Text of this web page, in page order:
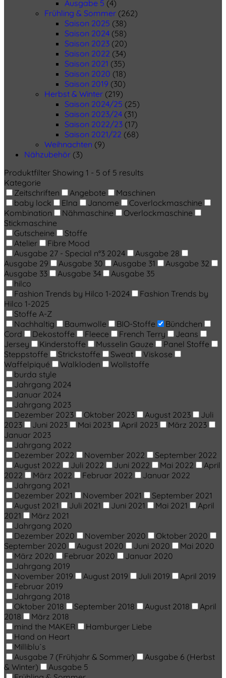
Ausgabe 5 (4)
Frühling & Sommer (262)
Saison 2025 (38)
Saison 2024 (58)
Saison 2023 (20)
Saison 2022 (34)
Saison 2021 (35)
Saison 2020 (18)
Saison 2019 (30)
Herbst & Winter (219)
Saison 2024/25 (25)
Saison 2023/24 (31)
Saison 2022/23 (17)
Saison 2021/22 (68)
Weihnachten (9)
Nähzubehör (3)
Produktfilter Showing 1 - 5 of 5 results
Kategorie
Zeitschriften
Angebote
Maschinen
baby lock
Elna Janome
Coverlockmaschine
Kombination
Nähmaschine
Overlockmaschine
Stickmaschine
Gutscheine
Stoffe
Atelier
Fibre Mood
Ausgabe 27 - Special n°3 2024
Ausgabe 28
Ausgabe 29
Ausgabe 30 Ausgabe 31
Ausgabe 32
Ausgabe 33
Ausgabe 34
Ausgabe 35
hilco
Fashion Trends by Hilco 1-2024
Fashion Trends by
Hilco 1-2025
Stoffe A-Z
Nachhaltig
Baumwolle BIO-Stoffe
Bündchen
Cord
Dekostoffe Fleece French Terry
Jeans
Jersey
Kinderstoffe Musselin Gauze
Panel Stoffe
Steppstoffe
Strickstoffe Sweat
Viskose
Waffelpiqué
Walkloden
Wollstoffe
burda style
Jahrgang 2024
Januar 2024
Jahrgang 2023
Dezember 2023
Oktober 2023 August 2023
Juli
2023
Juni 2023 Mai 2023 April 2023
März 2023
Januar 2023
Jahrgang 2022
Dezember 2022
November 2022
September 2022
August 2022
Juli 2022 Juni 2022 Mai 2022
April
2022
März 2022 Februar 2022
Januar 2022
Jahrgang 2021
Dezember 2021
November 2021
September 2021
August 2021
Juli 2021 Juni 2021 Mai 2021
April
2021
März 2021
Jahrgang 2020
Dezember 2020
November 2020
Oktober 2020
September 2020
August 2020 Juni 2020
Mai 2020
März 2020
Februar 2020
Januar 2020
Jahrgang 2019
November 2019
August 2019 Juli 2019
April 2019
Februar 2019
Jahrgang 2018
Oktober 2018
September 2018 August 2018
April
2018
März 2018
mind the MAKER
Hamburger Liebe
Hand on Heart
Milliblu´s
Ausgabe 7 (Frühjahr & Sommer)
Ausgabe 6 (Herbst
& Winter)
Ausgabe 5